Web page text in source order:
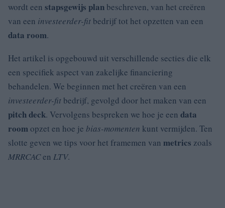
wordt een stapsgewijs plan beschreven, van het creëren
van een investeerder-fit bedrijf tot het opzetten van een
data room.
Het artikel is opgebouwd uit verschillende secties die elk
een specifiek aspect van zakelijke financiering
behandelen. We beginnen met het creëren van een
investeerder-fit bedrijf, gevolgd door het maken van een
pitch deck. Vervolgens bespreken we hoe je een data
roomopzet en hoe je bias-momenten kunt vermijden. Ten
slotte geven we tips voor het framemen van metrics zoals
MRRCACen LTV.